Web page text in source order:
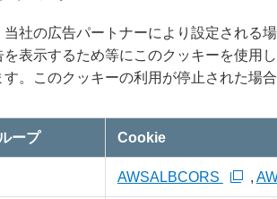
当社の広告パートナーにより設定される
を表示するため等にこのクッキーを使用
す。このクッキーの利用が停止された場
ープ Cookie
AWSALBCORS ,